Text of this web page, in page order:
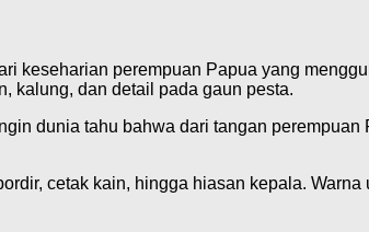
keseharian perempuan Papua yang
kalung, dan detail pada gaun pesta.
dunia tahu bahwa dari tangan
cetak kain, hingga hiasan kepala.